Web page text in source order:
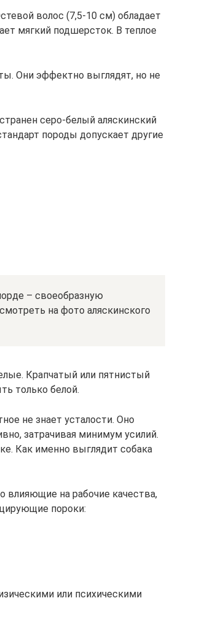
волос (7,5-10 см) обладает
мягкий подшерсток. В теплое
Они эффектно выглядят, но не
серо-белый аляскинский
породы допускает другие
– своеобразную
на фото аляскинского
Крапчатый или пятнистый
только белой.
не знает усталости. Оно
затрачивая минимум усилий.
Как именно выглядит собака
на рабочие качества,
пороки:
или психическими